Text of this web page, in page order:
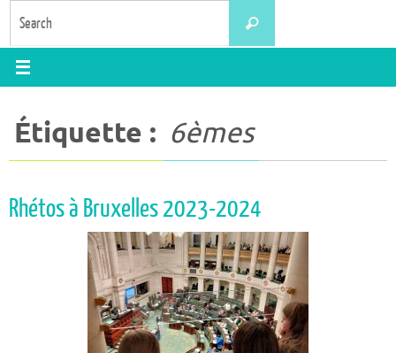
Search
Étiquette : 6èmes
Rhétos à Bruxelles 2023-2024